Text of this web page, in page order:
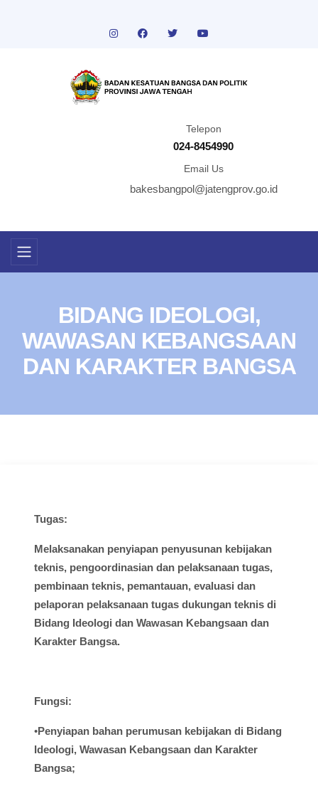
Telepon
024-8454990
Email Us
bakesbangpol@jatengprov.go.id
BIDANG IDEOLOGI,
WAWASAN KEBANGSAAN
DAN KARAKTER BANGSA
Tugas:
Melaksanakan penyiapan penyusunan kebijakan
teknis, pengoordinasian dan pelaksanaan tugas,
pembinaan teknis, pemantauan, evaluasi dan
pelaporan pelaksanaan tugas dukungan teknis di
Bidang Ideologi dan Wawasan Kebangsaan dan
Karakter Bangsa.
Fungsi:
•Penyiapan bahan perumusan kebijakan di Bidang
Ideologi, Wawasan Kebangsaan dan Karakter
Bangsa;